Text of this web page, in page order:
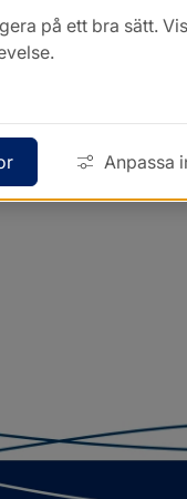
på ett bra sätt.
Anpassa